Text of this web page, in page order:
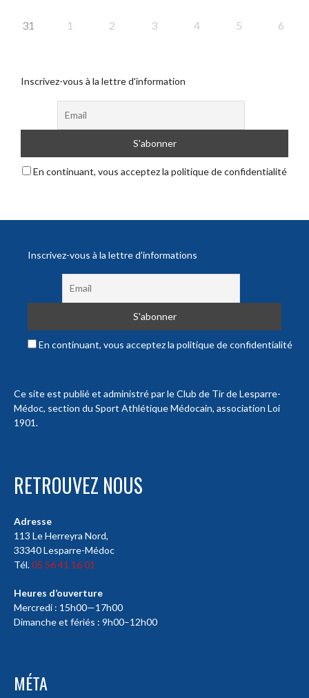
31 1 2 3 4 5 6
Inscrivez-vous à la lettre d'information
En continuant, vous acceptez la politique de confidentialité
Inscrivez-vous à la lettre d'informations
En continuant, vous acceptez la politique de confidentialité
Ce site est publié et administré par le Club de Tir de Lesparre-
Médoc, section du Sport Athlétique Médocain, association Loi
1901.
RETROUVEZ NOUS
Adresse
113 Le Herreyra Nord,
33340 Lesparre-Médoc
Tél.05 56 41 16 01
Heures d’ouverture
Mercredi : 15h00—17h00
Dimanche et fériés : 9h00–12h00
MÉTA